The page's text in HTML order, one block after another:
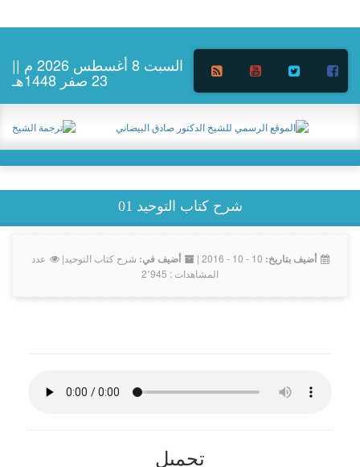
السبت 8 أغسطس 2026 م ||
23 صفر 1448هـ
شرح كتاب التوحيد 01
أضيف بتاريخ: أضيف في: شرح كتاب التوحيد|
عدد
المشاهدات : 2٬945
تحميل